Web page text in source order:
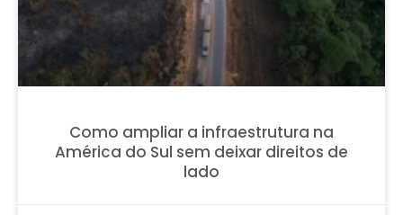
Como ampliar a infraestrutura na
América do Sul sem deixar direitos de
lado